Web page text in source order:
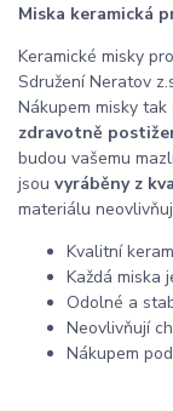
Miska keramická
Keramické misky
Sdružení Neratov
Nákupem misky tak
zdravotně
budou vašemu
jsou vyráběny z
materiálu
Kvalitní
Každá miska
Odolné a
Neovlivňují
Nákupem